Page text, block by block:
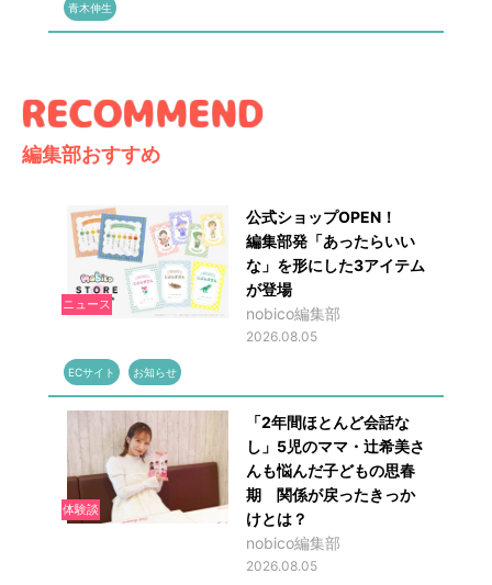
青木伸生
編集部おすすめ
ニュース
公式ショップOPEN！
編集部発「あったらいい
な」を形にした3アイテム
が登場
nobico編集部
2026.08.05
ECサイト お知らせ
体験談
「2年間ほとんど会話な
し」5児のママ・辻希美さ
んも悩んだ子どもの思春
期 関係が戻ったきっか
けとは？
nobico編集部
2026.08.05